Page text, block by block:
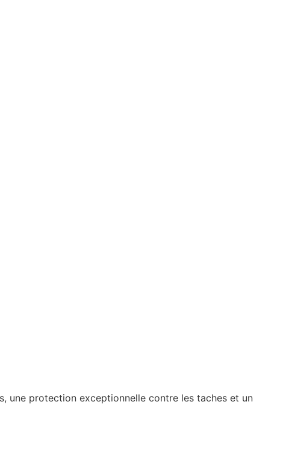
une protection exceptionnelle contre les taches et un